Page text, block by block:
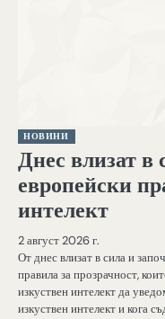
НОВИНИ
Днес влизат в
европейски
интелект
2 август 2026 г.
От днес влизат в сила и
правила за прозрачност,
изкуствен интелект да
изкуствен интелект и кога